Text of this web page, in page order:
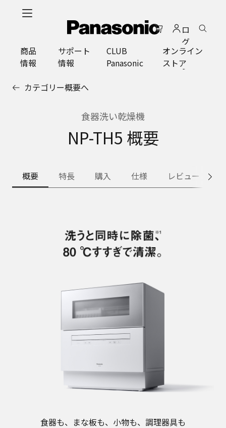
ロ
グ
イ
ン
商品
情報
サポート
情報
CLUB
Panasonic
オンライン
ストア
カテゴリー概要へ
食器洗い乾燥機
NP-TH5 概要
概要 特長 購入 仕様 レビュー
食器も、まな板も、小物も、調理器具も